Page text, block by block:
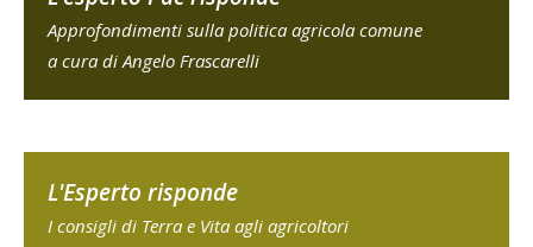
Approfondimenti sulla politica agricola comune
a cura di Angelo Frascarelli
L'Esperto risponde
I consigli di Terra e Vita agli agricoltori